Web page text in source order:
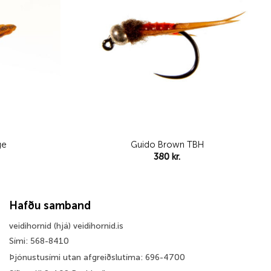
Guido Brown TBH
380 kr.
Hafðu samband
veidihornid (hjá) veidihornid.is
Sími: 568-8410
Þjónustusími utan afgreiðslutíma: 696-4700